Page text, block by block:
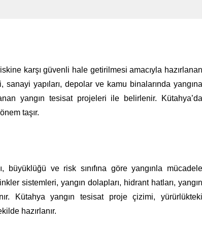
karşı güvenli hale getirilmesi amacıyla hazırlanan
yapıları, depolar ve kamu binalarında yangına
yangın tesisat projeleri ile belirlenir. Kütahya’da
taşır.
büyüklüğü ve risk sınıfına göre yangınla mücadele
sistemleri, yangın dolapları, hidrant hatları, yangın
Kütahya yangın tesisat proje çizimi, yürürlükteki
hazırlanır.